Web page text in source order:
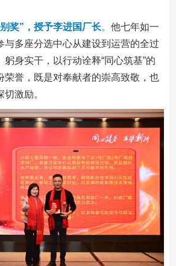
奖”，授予李进国厂长。 他七年如一
与多座分选中心从建设到运营的全过
身实干，以行动诠释“同心筑基”的
荣誉，既是对奉献者的崇高致敬，也
激励。